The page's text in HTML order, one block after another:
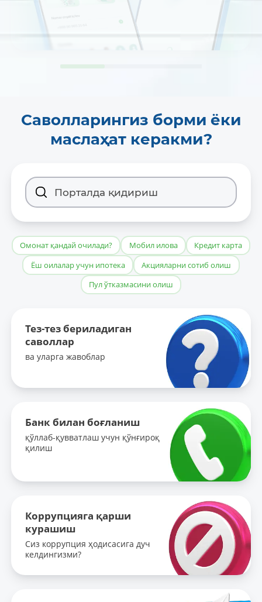
Саволларингиз борми ёки
маслаҳат керакми?
Омонат қандай очилади? Мобил илова
Кредит карта
Ёш оилалар учун ипотека
Акцияларни сотиб олиш
Пул ўтказмасини олиш
Тез-тез бериладиган
саволлар
ва уларга жавоблар
Банк билан боғланиш
қўллаб-қувватлаш учун қўнғироқ
қилиш
Коррупцияга қарши
курашиш
Сиз коррупция ҳодисасига дуч
келдингизми?